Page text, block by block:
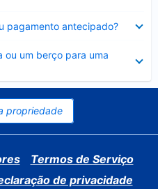
pagamento antecipado?
ou um berço para uma
propriedade
Termos de Serviço
de privacidade